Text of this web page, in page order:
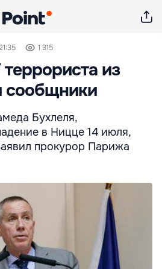
1 315
из
Бухлеля,
в Ницце 14 июля,
прокурор Парижа